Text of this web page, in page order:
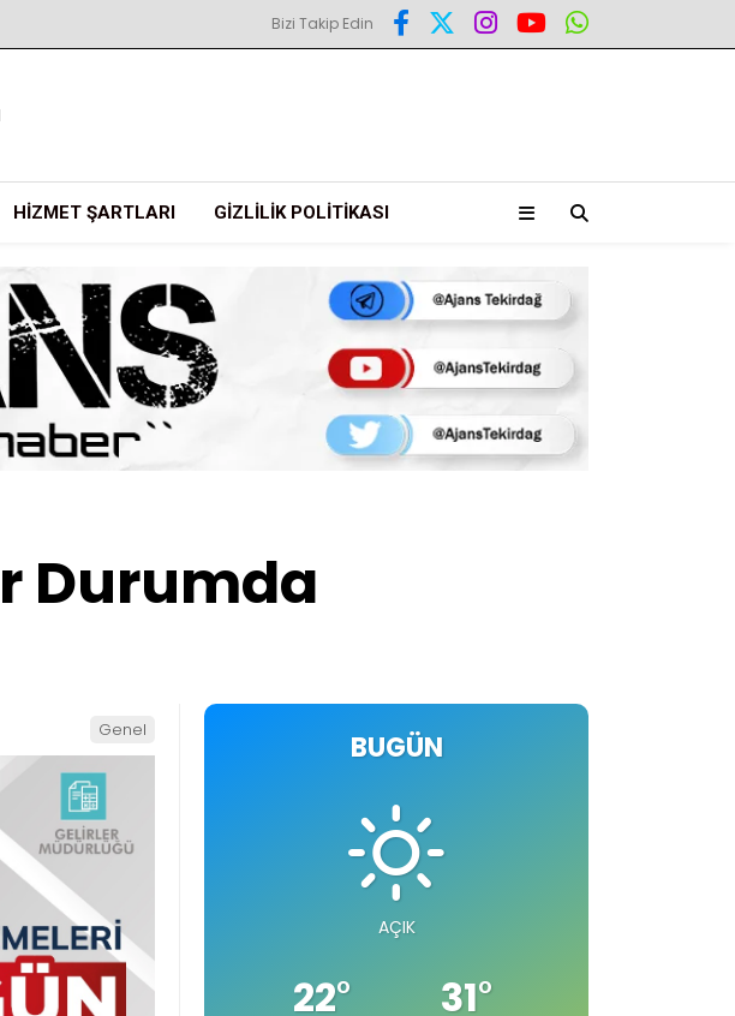
Bizi Takip Edin
HIZMET ŞARTLARI GIZLILIK POLITIKASI
Durumda
Genel BUGÜN
AÇIK
22° 31°